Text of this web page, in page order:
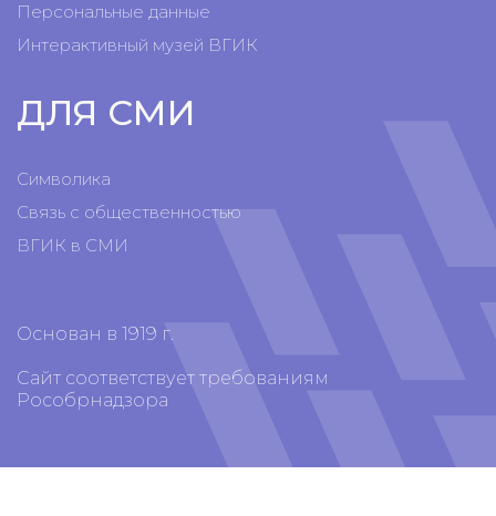
Персональные данные
Интерактивный музей ВГИК
ДЛЯ СМИ
Символика
Связь с общественностью
ВГИК в СМИ
Основан в 1919 г.
Сайт соответствует требованиям
Рособрнадзора